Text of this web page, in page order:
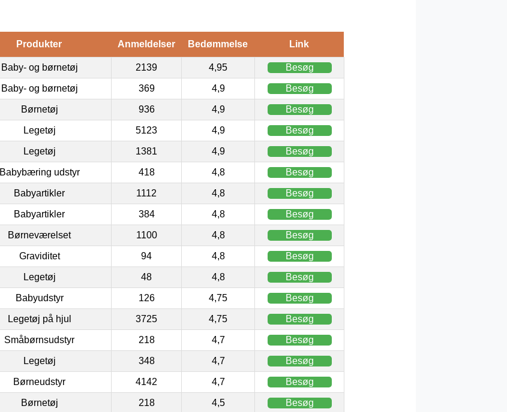
Produkter Anmeldelser Bedømmelse Link
Baby- og børnetøj 2139 4,95 Besøg
Baby- og børnetøj 369 4,9 Besøg
Børnetøj 936 4,9 Besøg
Legetøj 5123 4,9 Besøg
Legetøj 1381 4,9 Besøg
Babybæring udstyr 418 4,8 Besøg
Babyartikler 1112 4,8 Besøg
Babyartikler 384 4,8 Besøg
Børneværelset 1100 4,8 Besøg
Graviditet 94 4,8 Besøg
Legetøj 48 4,8 Besøg
Babyudstyr 126 4,75 Besøg
Legetøj på hjul 3725 4,75 Besøg
Småbørnsudstyr 218 4,7 Besøg
Legetøj 348 4,7 Besøg
Børneudstyr 4142 4,7 Besøg
Børnetøj 218 4,5 Besøg